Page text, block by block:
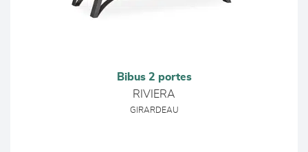
Bibus 2 portes
RIVIERA
GIRARDEAU